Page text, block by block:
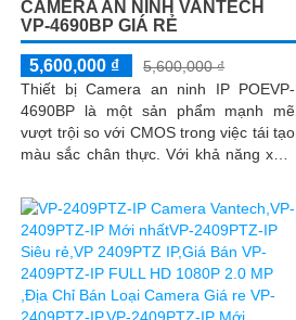
CAMERA AN NINH VANTECH
VP-4690BP GIÁ RẺ
5,600,000 ₫
5,600,000 ₫
Thiết bị Camera an ninh IP POEVP-
4690BP là một sản phẩm mạnh mẽ
vượt trội so với CMOS trong việc tái tạo
màu sắc chân thực. Với khả năng xem
80m...